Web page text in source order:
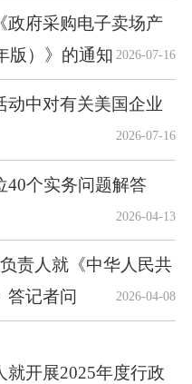
政府采购电子卖场产
版）》的通知 2026-07-16
动中对有关美国企业
2026-07-16
40个实务问题解答
2026-04-13
责人就《中华人民共
答记者问
2026-04-08
就开展2025年度行政